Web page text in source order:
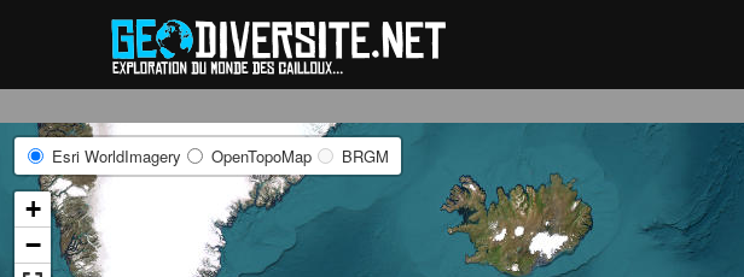
Esri WorldImagery OpenTopoMap BRGM
+
−